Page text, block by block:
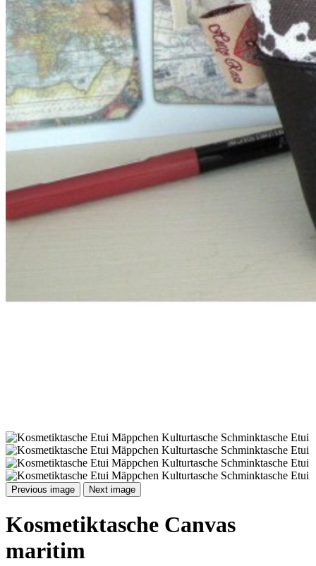
Previous image Next image
Kosmetiktasche Canvas
maritim